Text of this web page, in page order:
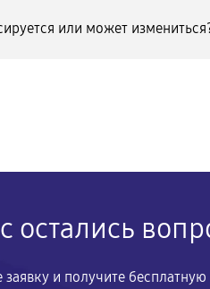
или может
остались
заявку и получите